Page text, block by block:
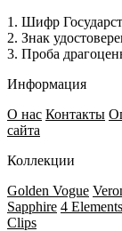
1. Шифр
2. Знак
3. Проба
Информация
О нас Контакты
сайта
Коллекции
Golden Vogue
Sapphire 4 Elements
Clips